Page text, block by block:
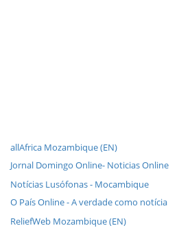
allAfrica Mozambique (EN)
Jornal Domingo Online- Noticias Online
Notícias Lusófonas - Mocambique
O País Online - A verdade como notícia
ReliefWeb Mozambique (EN)